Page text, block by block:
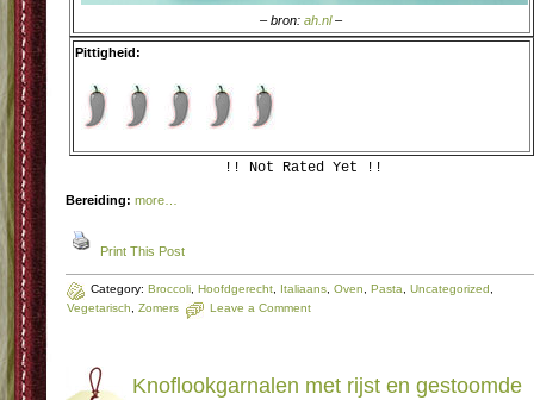
– bron:ah.nl–
Pittigheid:
!! Not Rated Yet !!
Bereiding: more…
Print This Post
Category: Broccoli Hoofdgerecht Italiaans Oven Pasta Uncategorized
Vegetarisch
Zomers Leave a Comment
Knoflookgarnalen met rijst en gestoomde